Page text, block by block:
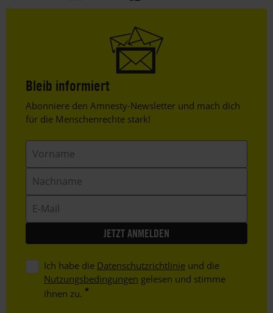
Bleib informiert
Header
Text
Abonniere den Amnesty-Newsletter und mach dich
für die Menschenrechte stark!
Mail
Ich habe die Datenschutzrichtlinie und die
Nutzungsbedingungen gelesen und stimme
ihnen zu.